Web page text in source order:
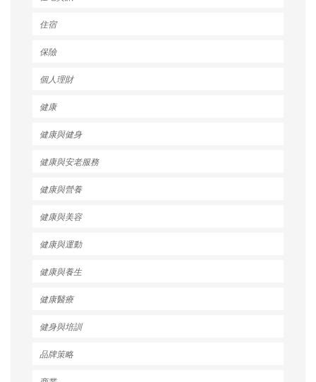
住宿
保險
個人理財
健康
健康與健身
健康與安老服務
健康與營養
健康與美容
健康與運動
健康與養生
健康醫療
健身與培訓
品牌策略